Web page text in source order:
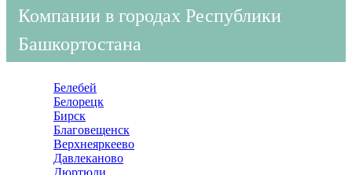
Компании в городах Республики
Башкортостана
Белебей
Белорецк
Бирск
Благовещенск
Верхнеяркеево
Давлеканово
Дюртюли